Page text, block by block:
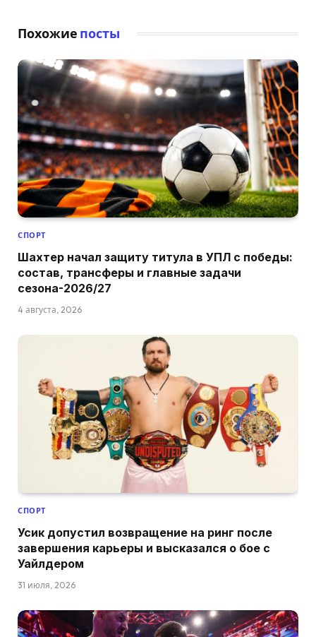
Похожие посты
СПОРТ
Шахтер начал защиту титула в УПЛ с победы:
состав, трансферы и главные задачи
сезона-2026/27
4 августа, 2026
СПОРТ
Усик допустил возвращение на ринг после
завершения карьеры и высказался о бое с
Уайлдером
31 июля, 2026